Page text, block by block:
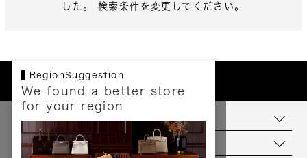
した。 検索条件を変更してください。
RegionSuggestion
We found a better store
for your region
お支払いについて
配送について